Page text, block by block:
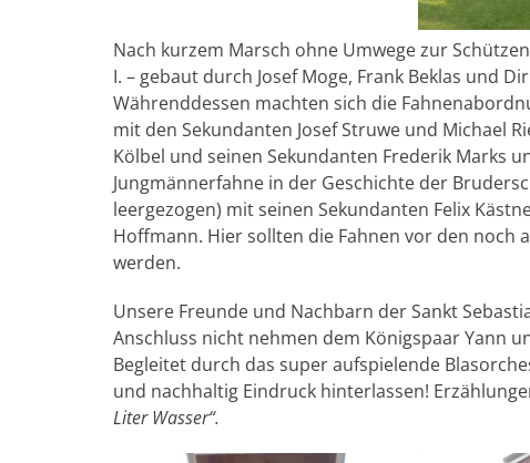
Nach kurzem Marsch ohne Umwege zur
I. – gebaut durch Josef Moge, Frank Beklas und
Währenddessen machten sich die
mit den Sekundanten Josef Struwe und Michael
Kölbel und seinen Sekundanten Frederik Marks
Jungmännerfahne in der Geschichte der
leergezogen) mit seinen Sekundanten Felix
Hoffmann. Hier sollten die Fahnen vor den noch
werden.
Unsere Freunde und Nachbarn der Sankt
Anschluss nicht nehmen dem Königspaar Yann
Begleitet durch das super aufspielende
und nachhaltig Eindruck hinterlassen!
Liter Wasser“.